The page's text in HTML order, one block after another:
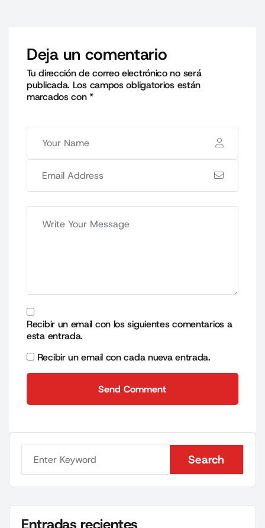
Deja un comentario
Tu dirección de correo electrónico no será
publicada. Los campos obligatorios están
marcados con*
Recibir un email con los siguientes comentarios a
esta entrada.
Recibir un email con cada nueva entrada.
Send Comment
Search
Search